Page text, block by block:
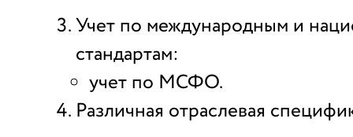
Учет по международным и
стандартам:
учет по МСФО.
Различная отраслевая